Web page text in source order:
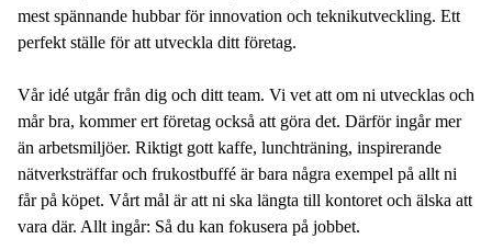
mest spännande hubbar för innovation och teknikutveckling. Ett
perfekt ställe för att utveckla ditt företag.
Vår idé utgår från dig och ditt team. Vi vet att om ni utvecklas och
mår bra, kommer ert företag också att göra det. Därför ingår mer
än arbetsmiljöer. Riktigt gott kaffe, lunchträning, inspirerande
nätverksträffar och frukostbuffé är bara några exempel på allt ni
får på köpet. Vårt mål är att ni ska längta till kontoret och älska att
vara där. Allt ingår: Så du kan fokusera på jobbet.